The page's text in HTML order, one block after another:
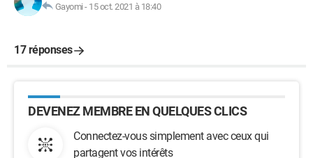
Gayomi - 15 oct. 2021 à 18:40
17 réponses
DEVENEZ MEMBRE EN QUELQUES CLICS
Connectez-vous simplement avec ceux qui
partagent vos intérêts